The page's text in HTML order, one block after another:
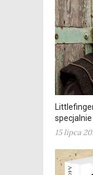
specjalnie
15 lipca